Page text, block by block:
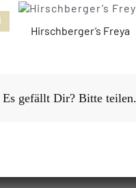
Hirschberger’s Freya
Es gefällt Dir? Bitte teilen.